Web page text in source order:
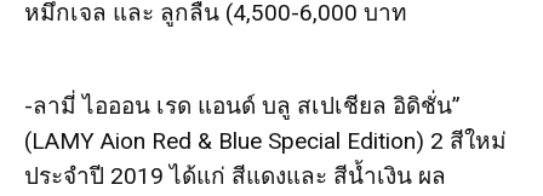
หมึกเจล และ ลูกลื่น (4,500-6,000 บาท
-ลามี่ ไอออน เรด แอนด์ บลู สเปเชียล อิดิชั่น”
(LAMY Aion Red & Blue Special Edition) 2 สีใหม่
ประจำปี 2019 ได้แก่ สีแดงและ สีน้ำเงิน ผล